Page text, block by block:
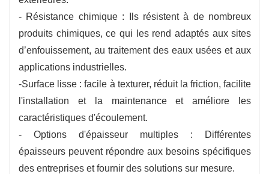
- Résistance chimique : Ils résistent à de nombreux
produits chimiques, ce qui les rend adaptés aux sites
d’enfouissement, au traitement des eaux usées et aux
applications industrielles.
-Surface lisse : facile à texturer, réduit la friction, facilite
l'installation et la maintenance et améliore les
caractéristiques d'écoulement.
- Options d'épaisseur multiples : Différentes
épaisseurs peuvent répondre aux besoins spécifiques
des entreprises et fournir des solutions sur mesure.